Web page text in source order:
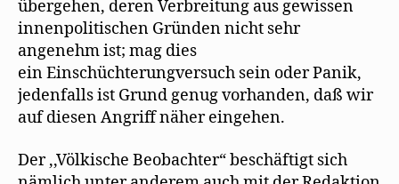
übergehen, deren Verbreitung aus gewissen
innenpolitischen Gründen nicht sehr
angenehm ist; mag dies
ein Einschüchterungversuch sein oder Panik,
jedenfalls ist Grund genug vorhanden, daß wir
auf diesen Angriff näher eingehen.
Der ,,Völkische Beobachter“ beschäftigt sich